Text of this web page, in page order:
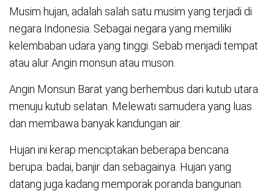
Musim hujan, adalah salah satu musim yang terjadi di
negara Indonesia. Sebagai negara yang memiliki
kelembaban udara yang tinggi. Sebab menjadi tempat
atau alur Angin monsun atau muson.
Angin Monsun Barat yang berhembus dari kutub utara
menuju kutub selatan. Melewati samudera yang luas
dan membawa banyak kandungan air.
Hujan ini kerap menciptakan beberapa bencana
berupa: badai, banjir dan sebagainya. Hujan yang
datang juga kadang memporak poranda bangunan.